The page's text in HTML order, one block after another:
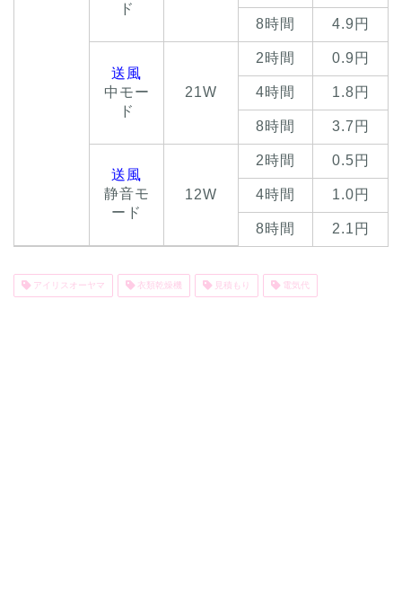
ド
8時間 4.9円
送風
中モー
ド
21W
2時間 0.9円
4時間 1.8円
8時間 3.7円
送風
静音モ
ード
12W
2時間 0.5円
4時間 1.0円
8時間 2.1円
アイリスオーヤマ 衣類乾燥機 見積もり 電気代